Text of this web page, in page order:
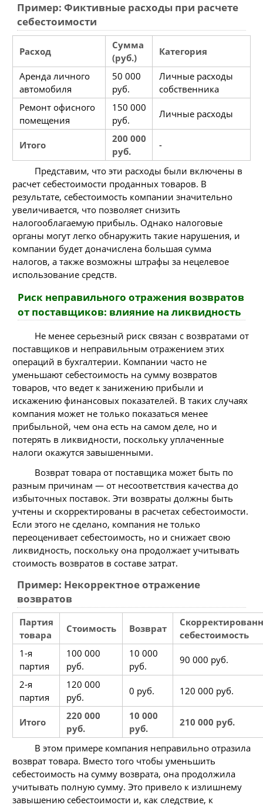
Пример: Фиктивные расходы при расчете
себестоимости
Расход
Сумма
(руб.)
Категория
Аренда личного
автомобиля
50 000
руб.
Личные расходы
собственника
Ремонт офисного
помещения
150 000
руб.
Личные расходы
Итого
200 000
руб.
-
Представим, что эти расходы были включены в
расчет себестоимости проданных товаров. В
результате, себестоимость компании значительно
увеличивается, что позволяет снизить
налогооблагаемую прибыль. Однако налоговые
органы могут легко обнаружить такие нарушения, и
компании будет доначислена большая сумма
налогов, а также возможны штрафы за нецелевое
использование средств.
Риск неправильного отражения возвратов
от поставщиков: влияние на ликвидность
Не менее серьезный риск связан с возвратами от
поставщиков и неправильным отражением этих
операций в бухгалтерии. Компании часто не
уменьшают себестоимость на сумму возвратов
товаров, что ведет к занижению прибыли и
искажению финансовых показателей. В таких случаях
компания может не только показаться менее
прибыльной, чем она есть на самом деле, но и
потерять в ликвидности, поскольку уплаченные
налоги окажутся завышенными.
Возврат товара от поставщика может быть по
разным причинам — от несоответствия качества до
избыточных поставок. Эти возвраты должны быть
учтены и скорректированы в расчетах себестоимости.
Если этого не сделано, компания не только
переоценивает себестоимость, но и снижает свою
ликвидность, поскольку она продолжает учитывать
стоимость возвратов в составе затрат.
Пример: Некорректное отражение
возвратов
Партия
товара
Стоимость Возврат
себестоимость
1-я
партия
100 000
руб.
10 000
руб.
90 000 руб.
2-я
партия
120 000
руб.
0 руб. 120 000 руб.
Итого
220 000
руб.
10 000
руб.
210 000 руб.
В этом примере компания неправильно отразила
возврат товара. Вместо того чтобы уменьшить
себестоимость на сумму возврата, она продолжила
учитывать полную сумму. Это привело к излишнему
завышению себестоимости и, как следствие, к